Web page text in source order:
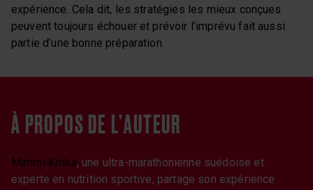
expérience. Cela dit, les stratégies les mieux conçues
peuvent toujours échouer et prévoir l’imprévu fait aussi
partie d’une bonne préparation.
À PROPOS DE L’AUTEUR
Mimmi Kotka, une ultra-marathonienne suédoise et
experte en nutrition sportive, partage son expérience